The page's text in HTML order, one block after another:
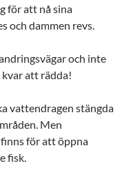
för att nå sina
och dammen revs.
och inte
att rädda!
vattendragen stängda
Men
för att öppna
fisk.